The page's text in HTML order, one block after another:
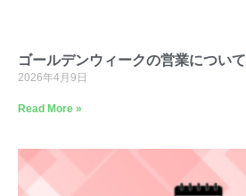
ゴールデンウィークの営業について
2026年4月9日
Read More »